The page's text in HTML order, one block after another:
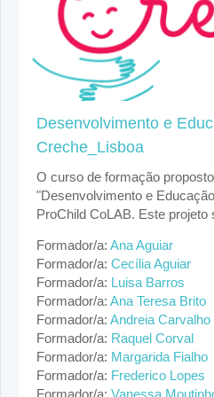
elevada qualidade e
desenvolvimento da criança.
Desenvolvimento e
Creche_Lisboa
O curso de formação
"Desenvolvimento e
ProChild CoLAB. Este projeto
desenvolvimento e bem-estar
reconhecendo que
elevada qualidade nos
contribuir para atenuar o
vulnerabilidade e
como principal objetivo
bem-estar de crianças entre
atuando junto da organização
pelo ProChild CoLAB junto
profissionais (educadoras),
enquadramento conceptual
melhoria das práticas
desenvolvimento da criança.
Formador/a: Ana Aguiar
Formador/a: Cecília Aguiar
Formador/a: Luisa Barros
Formador/a: Ana Teresa Brito
Formador/a: Andreia Carvalho
Formador/a: Raquel Corval
Formador/a: Margarida Fialho
Formador/a: Frederico Lopes